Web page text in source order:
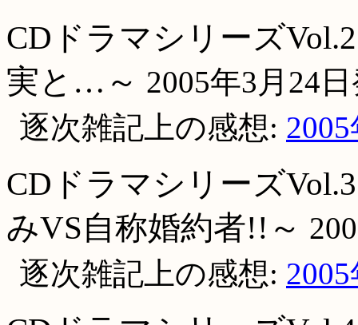
CDドラマシリーズ
実と…～ 2005年3月24
逐次雑記上の感想:
CDドラマシリーズ
みVS自称婚約者!!～
逐次雑記上の感想: